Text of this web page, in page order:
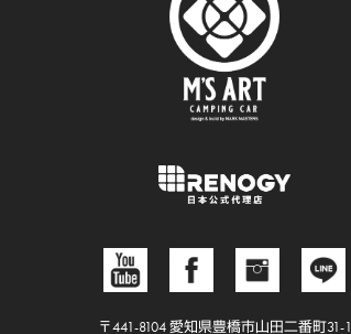
〒441-8104 愛知県豊橋市山田二番町31-1